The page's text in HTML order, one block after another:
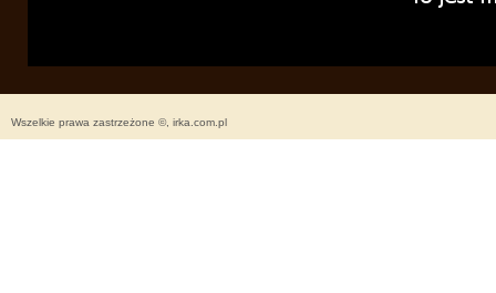
Wszelkie prawa zastrzeżone ©, irka.com.pl